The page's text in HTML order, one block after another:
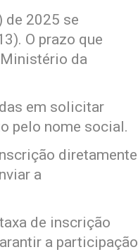
de 2025 se
O prazo que
da
em solicitar
pelo nome social.
diretamente
a
de inscrição
a participação